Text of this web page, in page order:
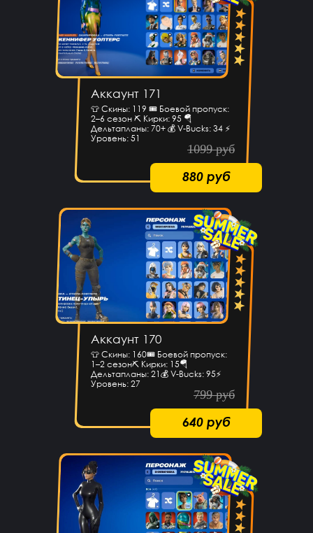
Аккаунт 171
👕 Скины: 119 🎟 Боевой пропуск:
2–6 сезон ⛏ Кирки: 95 🪂
Дельтапланы: 70+ 💰 V-Bucks: 34 ⚡
Уровень: 51
1099 руб
880 руб
Аккаунт 170
👕 Скины: 160🎟 Боевой пропуск:
1–2 сезон⛏ Кирки: 15🪂
Дельтапланы: 21💰 V-Bucks: 95⚡
Уровень: 27
799 руб
640 руб